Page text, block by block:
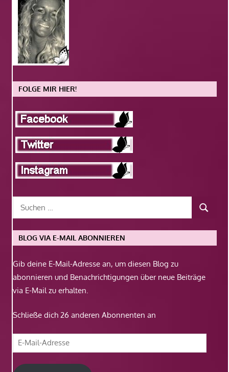
FOLGE MIR HIER!
BLOG VIA E-MAIL ABONNIEREN
Gib deine E-Mail-Adresse an, um diesen Blog zu
abonnieren und Benachrichtigungen über neue Beiträge
via E-Mail zu erhalten.
Schließe dich 26 anderen Abonnenten an
E-
Mail-
Adresse